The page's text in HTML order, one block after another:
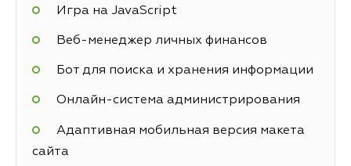
Игра на JavaScript
Веб-менеджер личных финансов
Бот для поиска и хранения информации
Онлайн-система администрирования
Адаптивная мобильная версия макета
сайта